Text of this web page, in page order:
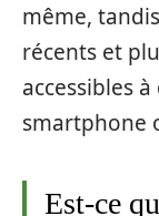
même,
récents et
accessibles
smartphone
Est-ce